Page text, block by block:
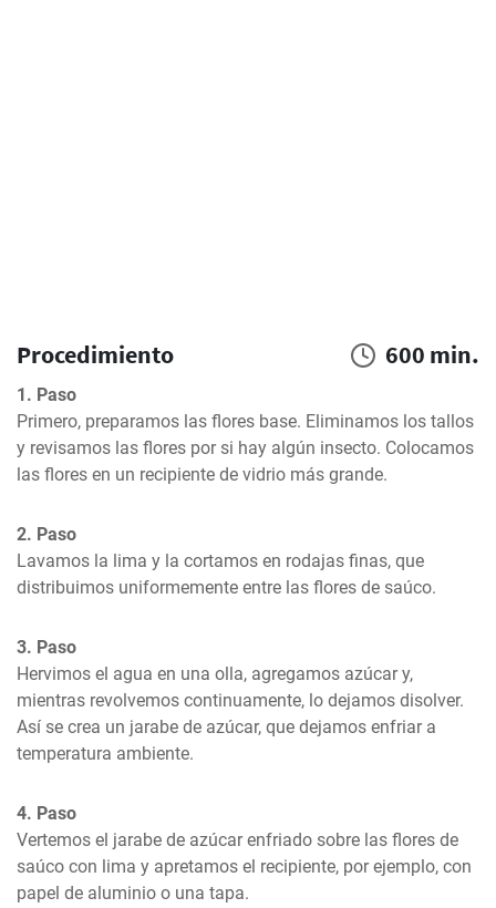
Procedimiento 600 min.
1. Paso
Primero, preparamos las flores base. Eliminamos los tallos
y revisamos las flores por si hay algún insecto. Colocamos
las flores en un recipiente de vidrio más grande.
2. Paso
Lavamos la lima y la cortamos en rodajas finas, que
distribuimos uniformemente entre las flores de saúco.
3. Paso
Hervimos el agua en una olla, agregamos azúcar y,
mientras revolvemos continuamente, lo dejamos disolver.
Así se crea un jarabe de azúcar, que dejamos enfriar a
temperatura ambiente.
4. Paso
Vertemos el jarabe de azúcar enfriado sobre las flores de
saúco con lima y apretamos el recipiente, por ejemplo, con
papel de aluminio o una tapa.